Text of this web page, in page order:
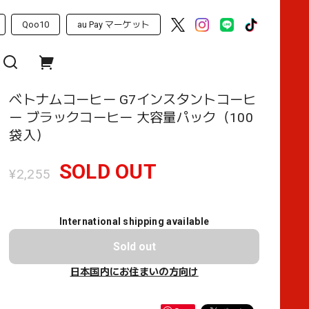
Qoo10 au Pay マーケット
ベトナムコーヒー G7インスタントコーヒ
ー ブラックコーヒー 大容量パック（100
袋入）
¥2,255 SOLD OUT
International shipping available
Sold out
日本国内にお住まいの方向け